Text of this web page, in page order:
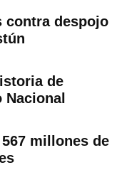
contra despojo
de
millones de